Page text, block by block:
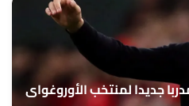
جديدا لمنتخب الأوروغواي